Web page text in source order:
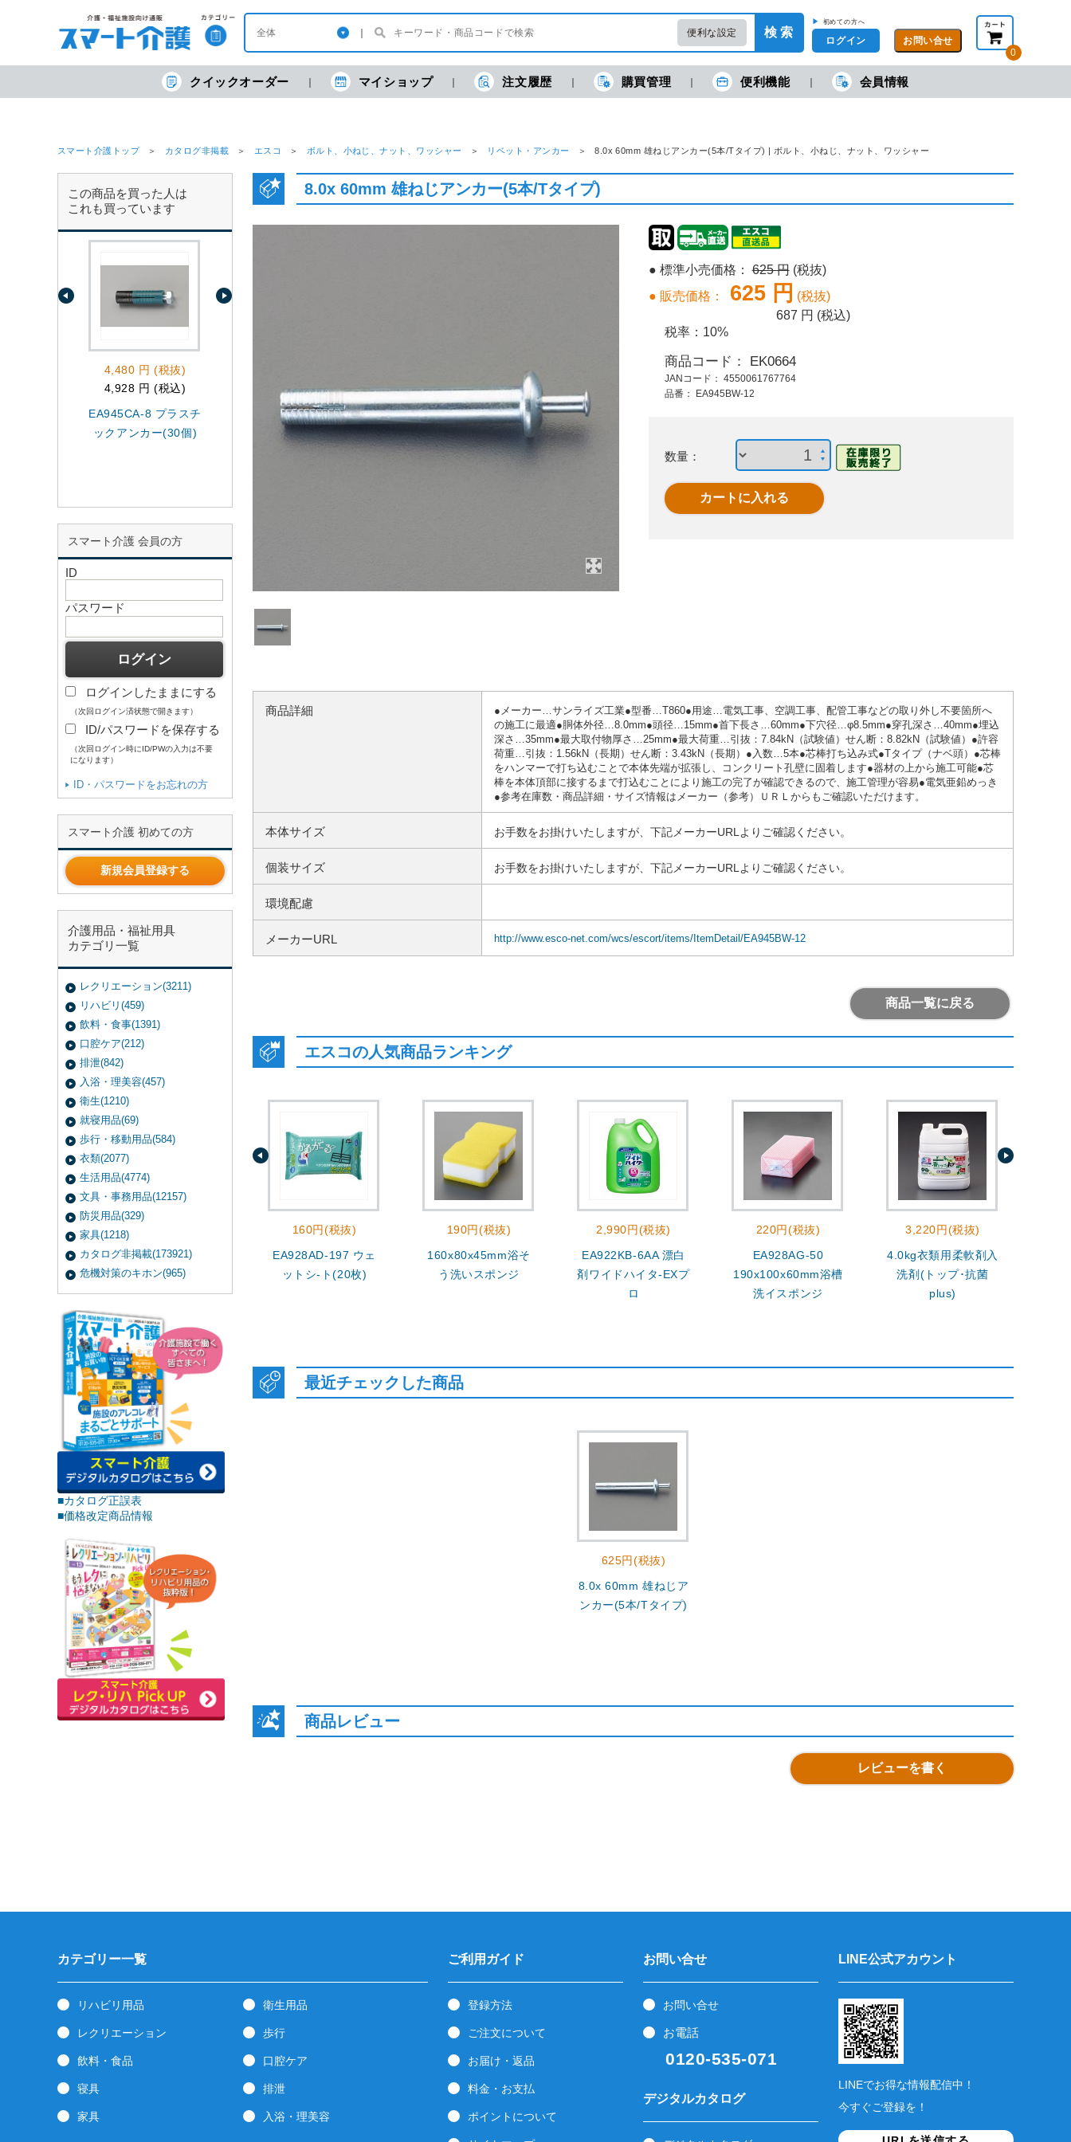
便利な設定 検 索
▶ 初めての方へ
ログイン
0
現在の金額合計： 円 (税抜) 円(税込)
クイックオーダー マイショップ 注文履歴 購買管理 便利機能 会員情報
スマート介護トップ カタログ非掲載 エスコ ボルト、小ねじ、ナット、ワッシャー リベット・アンカー 8.0x 60mm 雄ねじアンカー(5本/Tタイプ) | ボルト、小ねじ、ナット、ワッシャー
この商品を買った人は
これも買っています
4,480 円 (税抜)
4,928 円 (税込)
EA945CA-8 プラスチ
ックアンカー(30個)
1,529 円 (税込)
EA527BS-9 4.0mm
ブラインドリベット
1,848 円 (税込)
[EA527NG用]交換ジ
EA945BP-121
M12x70mm雄ネジア
1,920 円 (税抜)
2,112 円 (税込)
スマート介護 会員の方
ID
パスワード
ログインしたままにする
（次回ログイン済状態で開きます）
ID/パスワードを保存する
（次回ログイン時にID/PWの入力は不要
になります）
ID・パスワードをお忘れの方
スマート介護 初めての方
新規会員登録する
介護用品・福祉用具
カテゴリ一覧
レクリエーション(3211)
リハビリ(459)
飲料・食事(1391)
口腔ケア(212)
排泄(842)
入浴・理美容(457)
衛生(1210)
就寝用品(69)
歩行・移動用品(584)
衣類(2077)
生活用品(4774)
文具・事務用品(12157)
防災用品(329)
家具(1218)
カタログ非掲載(173921)
危機対策のキホン(965)
■カタログ正誤表
■価格改定商品情報
8.0x 60mm 雄ねじアンカー(5本/Tタイプ)
● 標準小売価格：625 円 (税抜)
● 販売価格：
625 円 (税抜)
687 円 (税込)
税率： 10%
商品コード： EK0664
JANコード： 4550061767764
品番：
EA945BW-12
数量：
商品詳細
●メーカー…サンライズ工業●型番…T860●用途…電気工事、空調工事、配管工事などの取り外し不要箇所へ
の施工に最適●胴体外径…8.0mm●頭径…15mm●首下長さ…60mm●下穴径…φ8.5mm●穿孔深さ…40mm●埋込
深さ…35mm●最大取付物厚さ…25mm●最大荷重…引抜：7.84kN（試験値）せん断：8.82kN（試験値）●許容
荷重…引抜：1.56kN（長期）せん断：3.43kN（長期）●入数…5本●芯棒打ち込み式●Tタイプ（ナベ頭）●芯棒
をハンマーで打ち込むことで本体先端が拡張し、コンクリート孔壁に固着します●器材の上から施工可能●芯
棒を本体頂部に接するまで打込むことにより施工の完了が確認できるので、施工管理が容易●電気亜鉛めっき
●参考在庫数・商品詳細・サイズ情報はメーカー（参考）ＵＲＬからもご確認いただけます。
本体サイズ お手数をお掛けいたしますが、下記メーカーURLよりご確認ください。
個装サイズ お手数をお掛けいたしますが、下記メーカーURLよりご確認ください。
環境配慮
メーカーURL http://www.esco-net.com/wcs/escort/items/ItemDetail/EA945BW-12
商品一覧に戻る
エスコの人気商品ランキング
160円(税抜)
EA928AD-197 ウェ
ットシ-ト(20枚)
190円(税抜)
160x80x45mm浴そ
う洗いスポンジ
2,990円(税抜)
EA922KB-6AA 漂白
剤ワイドハイタ-EXプ
ロ
220円(税抜)
EA928AG-50
190x100x60mm浴槽
洗イスポンジ
3,220円(税抜)
4.0kg衣類用柔軟剤入
洗剤(トップ･抗菌
plus)
最近チェックした商品
625円(税抜)
8.0x 60mm 雄ねじア
ンカー(5本/Tタイプ)
商品レビュー
レビューを書く
カテゴリー一覧
リハビリ用品 衛生用品
レクリエーション 歩行
飲料・食品 口腔ケア
寝具 排泄
家具 入浴・理美容
ご利用ガイド
登録方法
ご注文について
お届け・返品
料金・お支払
ポイントについて
お問い合せ
お問い合せ
お電話
0120-535-071
デジタルカタログ
LINE公式アカウント
LINEでお得な情報配信中！
今すぐご登録を！